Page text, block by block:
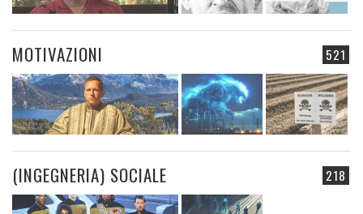
521
MOTIVAZIONI
218
(INGEGNERIA) SOCIALE